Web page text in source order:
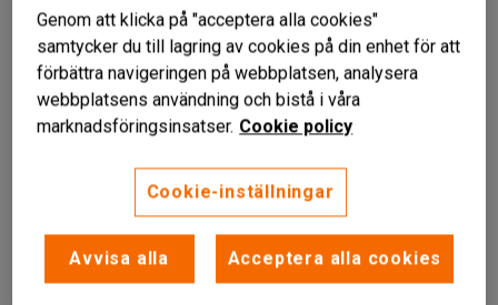
Liknande produkter
För tungt gods
Genom att klicka på "acceptera alla cookies"
samtycker du till lagring av cookies på din enhet för att
förbättra navigeringen på webbplatsen, analysera
webbplatsens användning och bistå i våra
marknadsföringsinsatser. Cookie policy
Cookie-inställningar
Avvisa alla Acceptera alla cookies